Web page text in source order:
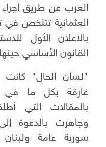
العرب عن طريق اجراء
العثمانية تتلخص في
بالاعلان الأول
القانون الأساسي حينها.
غارقة بكل ما في
بالمقالات التي
وجاهرت بالدعوة
سورية عامة